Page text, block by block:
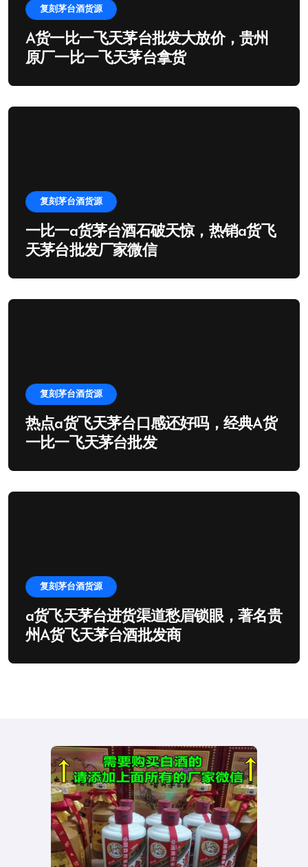
复刻茅台酒货源
A货一比一飞天茅台批发大放价，贵州
原厂一比一飞天茅台拿货
复刻茅台酒货源
一比一a货茅台酒石破天惊，热销a货飞
天茅台批发厂家微信
复刻茅台酒货源
热点a货飞天茅台口感还好吗，经典A货
一比一飞天茅台批发
复刻茅台酒货源
a货飞天茅台进货渠道愁眉锁眼，著名贵
州A货飞天茅台酒批发商